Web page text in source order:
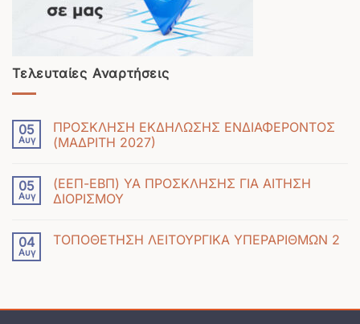
Τελευταίες Αναρτήσεις
05
Αυγ
ΠΡΟΣΚΛΗΣΗ ΕΚΔΗΛΩΣΗΣ ΕΝΔΙΑΦΕΡΟΝΤΟΣ
(ΜΑΔΡΙΤΗ 2027)
υπάρχουν
σχόλια
στο
ΕΚΔΗΛΩΣΗΣ
05
Αυγ
(ΕΕΠ-ΕΒΠ) ΥΑ ΠΡΟΣΚΛΗΣΗΣ ΓΙΑ ΑΙΤΗΣΗ
ΔΙΟΡΙΣΜΟΥ
υπάρχουν
σχόλια
ΥΑ
04
Αυγ
ΤΟΠΟΘΕΤΗΣΗ ΛΕΙΤΟΥΡΓΙΚΑ ΥΠΕΡΑΡΙΘΜΩΝ 2